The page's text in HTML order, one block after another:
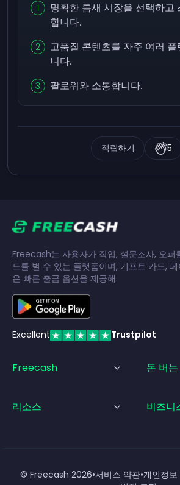
명확한 틈새 시장을 선택하고
합니다.
고품질 콘텐츠를 자주 여러
니다.
팔로워와 소통합니다.
적립하기 5
Freecash는 사용자가 작업, 설문조사, 오퍼
드를 벌 수 있는 플랫폼이며, 기프트 카드,
은 빠른 출금 옵션을 제공해.
Excellent Trustpilot
Freecash 돈 버
리소스 비즈니
© Freecash 2026•서비스 약관•개인정보